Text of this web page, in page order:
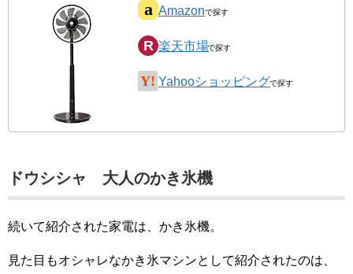
Amazon
楽天市場
Yahooショッピング
ドウシシャ 大人のかき氷機
続いて紹介された家電は、かき氷機。
見た目もオシャレなかき氷マシンとして紹介されたのは、